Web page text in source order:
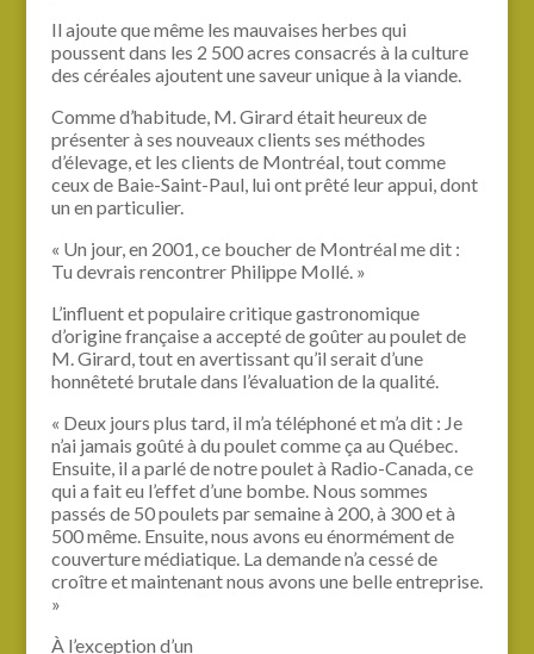
Il ajoute que même les mauvaises herbes qui
poussent dans les 2 500 acres consacrés à la culture
des céréales ajoutent une saveur unique à la viande.
Comme d’habitude, M. Girard était heureux de
présenter à ses nouveaux clients ses méthodes
d’élevage, et les clients de Montréal, tout comme
ceux de Baie-Saint-Paul, lui ont prêté leur appui, dont
un en particulier.
« Un jour, en 2001, ce boucher de Montréal me dit :
Tu devrais rencontrer Philippe Mollé. »
L’influent et populaire critique gastronomique
d’origine française a accepté de goûter au poulet de
M. Girard, tout en avertissant qu’il serait d’une
honnêteté brutale dans l’évaluation de la qualité.
« Deux jours plus tard, il m’a téléphoné et m’a dit : Je
n’ai jamais goûté à du poulet comme ça au Québec.
Ensuite, il a parlé de notre poulet à Radio-Canada, ce
qui a fait eu l’effet d’une bombe. Nous sommes
passés de 50 poulets par semaine à 200, à 300 et à
500 même. Ensuite, nous avons eu énormément de
couverture médiatique. La demande n’a cessé de
croître et maintenant nous avons une belle entreprise.
»
À l’exception d’un